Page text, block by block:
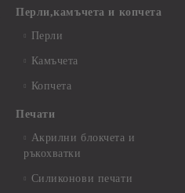
Перли,камъчета и копчета
Перли
Камъчета
Копчета
Печати
Акрилни блокчета и
ръкохватки
Силиконови печати